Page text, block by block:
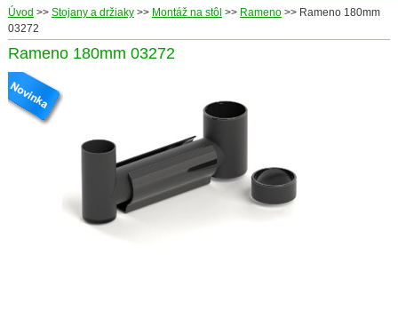
Úvod >> Stojany a držiaky >> Montáž na stôl >> Rameno >> Rameno 180mm
03272
Rameno 180mm 03272